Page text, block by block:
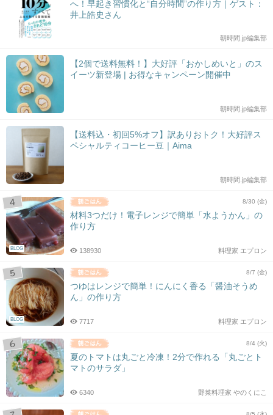
へ！早起き習慣化と“自分時間”の作り方｜ゲスト：
井上皓史さん
朝時間.jp編集部
【2個で送料無料！】大好評「おかしめいと」のス
イーツ新登場 | お得なキャンペーン開催中
朝時間.jp編集部
【送料込・初回5%オフ】訳ありおトク！大好評ス
ペシャルティコーヒー豆｜Aima
朝時間.jp編集部
BLOG
8/30 (金)
材料3つだけ！電子レンジで簡単「水ようかん」の
作り方
料理家 エプロン
138930
BLOG
8/7 (金)
つゆはレンジで簡単！にんにく香る「醤油そうめ
ん」の作り方
料理家 エプロン
7717
8/4 (火)
夏のトマトは丸ごと冷凍！2分で作れる「丸ごとト
マトのサラダ」
野菜料理家 やのくにこ
6340